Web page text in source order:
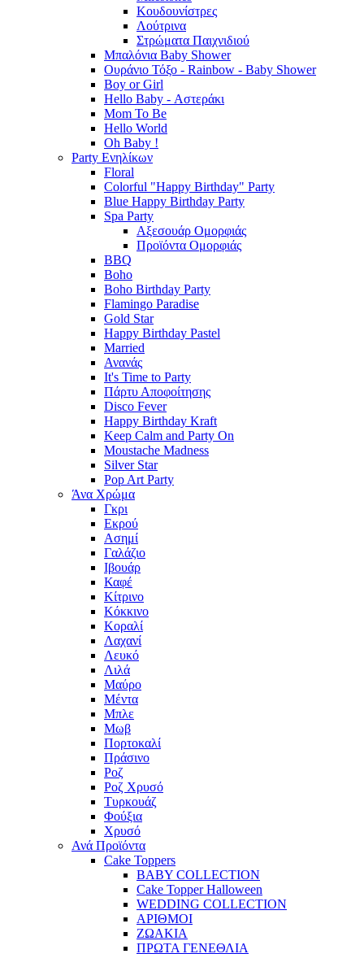
Κουδουνίστρες
Λούτρινα
Στρώματα Παιχνιδιού
Μπαλόνια Baby Shower
Ουράνιο Τόξο - Rainbow - Baby Shower
Boy or Girl
Hello Baby - Αστεράκι
Mom To Be
Hello World
Oh Baby !
Party Ενηλίκων
Floral
Colorful "Happy Birthday" Party
Blue Happy Birthday Party
Spa Party
Αξεσουάρ Ομορφιάς
Προϊόντα Ομορφιάς
BBQ
Boho
Boho Birthday Party
Flamingo Paradise
Gold Star
Happy Birthday Pastel
Married
Ανανάς
It's Time to Party
Πάρτυ Αποφοίτησης
Disco Fever
Happy Birthday Kraft
Keep Calm and Party On
Moustache Madness
Silver Star
Pop Art Party
Άνα Χρώμα
Γκρι
Εκρού
Ασημί
Γαλάζιο
Ιβουάρ
Καφέ
Κίτρινο
Κόκκινο
Κοραλί
Λαχανί
Λευκό
Λιλά
Μαύρο
Μέντα
Μπλε
Μωβ
Πορτοκαλί
Πράσινο
Ροζ
Ροζ Χρυσό
Τυρκουάζ
Φούξια
Χρυσό
Ανά Προϊόντα
Cake Toppers
BABY COLLECTION
Cake Topper Halloween
WEDDING COLLECTION
ΑΡΙΘΜΟΙ
ΖΩΑΚΙΑ
ΠΡΩΤΑ ΓΕΝΕΘΛΙΑ